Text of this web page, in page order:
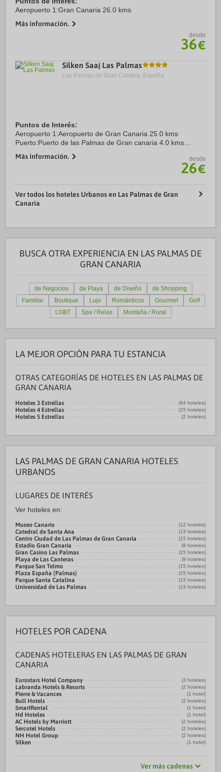
Aeropuerto 1:Gran Canaria 26.0 kms
Más información.
desde
36€
Silken Saaj Las Palmas
Las Palmas de Gran Canaria, España.
Puntos de Interés:
Aeropuerto 1:Aeropuerto de Gran Canaria 25.0 kms
Puerto:Puerto de las Palmas de Gran canaria 4.0 kms
Recinto ferial 1:INFECAR 4.0 kms
Más información. desde
26€
Ver todos los hoteles Urbanos en Las Palmas de Gran
Canaria
BUSCA OTRA EXPERIENCIA EN LAS PALMAS DE
GRAN CANARIA
de Negocios de Playa de Diseño
de Shopping
Familiar
Boutique Lujo Románticos Gourmet
Golf
LGBT
Spa / Relax Montaña / Rural
LA MEJOR OPCIÓN PARA TU ESTANCIA
OTRAS CATEGORÍAS DE HOTELES EN LAS PALMAS DE
GRAN CANARIA
Hoteles 3 Estrellas (64 hoteles)
Hoteles 4 Estrellas (25 hoteles)
Hoteles 5 Estrellas (2 hoteles)
LAS PALMAS DE GRAN CANARIA HOTELES
URBANOS
LUGARES DE INTERÉS
Ver hoteles en:
Museo Canario (12 hoteles)
Catedral de Santa Ana (13 hoteles)
Centro Ciudad de Las Palmas de Gran Canaria (15 hoteles)
Estadio Gran Canaria (8 hoteles)
Gran Casino Las Palmas (15 hoteles)
Playa de Las Canteras (9 hoteles)
Parque San Telmo (15 hoteles)
Plaza España (Palmas) (15 hoteles)
Parque Santa Catalina (15 hoteles)
Universidad de Las Palmas (13 hoteles)
HOTELES POR CADENA
CADENAS HOTELERAS EN LAS PALMAS DE GRAN
CANARIA
Eurostars Hotel Company (3 hoteles)
Labranda Hotels & Resorts (2 hoteles)
Pierre & Vacances (1 hotel)
Bull Hotels (2 hoteles)
SmartRental (1 hotel)
Hd Hoteles (1 hotel)
AC Hotels by Marriott (2 hoteles)
Sercotel Hotels (2 hoteles)
NH Hotel Group (2 hoteles)
Silken (1 hotel)
Ver más cadenas